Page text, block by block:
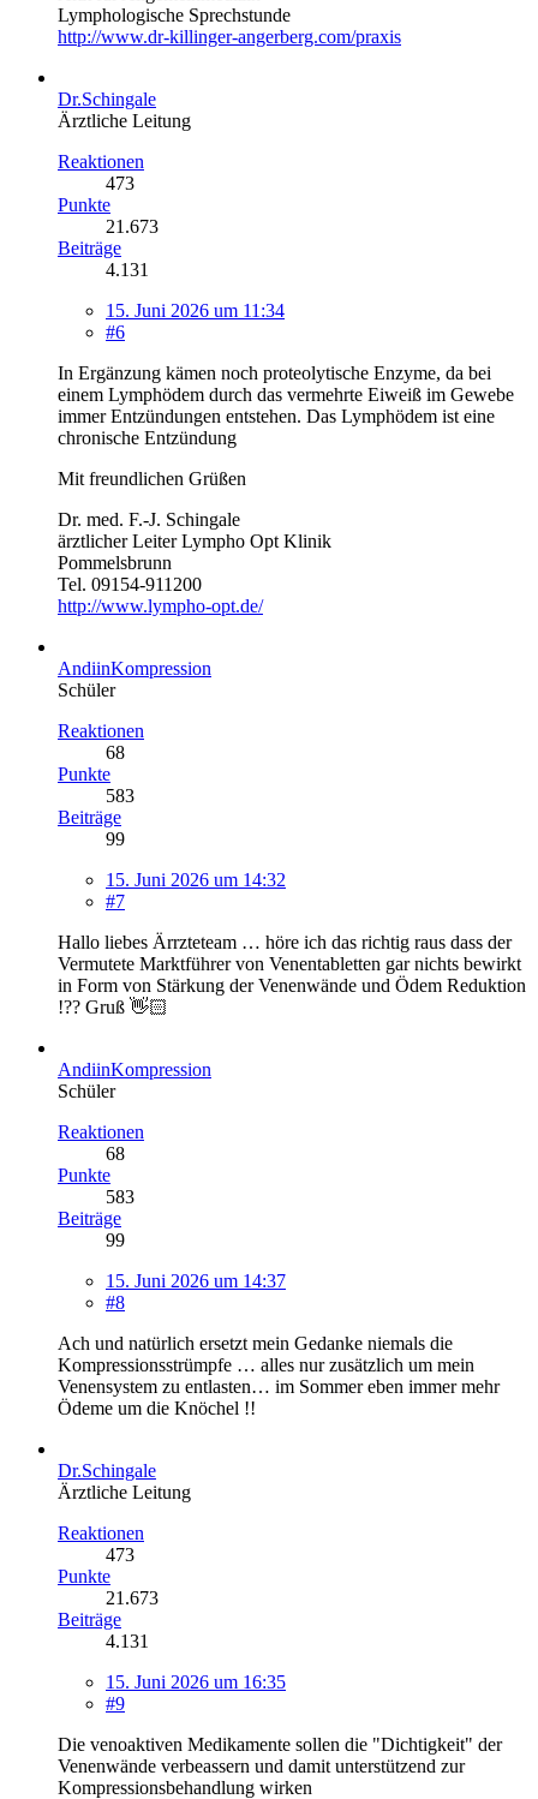
Lymphologische Sprechstunde
http://www.dr-killinger-angerberg.com/praxis
Dr.Schingale
Ärztliche Leitung
Reaktionen
473
Punkte
21.673
Beiträge
4.131
15. Juni 2026 um 11:34
#6
In Ergänzung kämen noch proteolytische Enzyme, da bei
einem Lymphödem durch das vermehrte Eiweiß im Gewebe
immer Entzündungen entstehen. Das Lymphödem ist eine
chronische Entzündung
Mit freundlichen Grüßen
Dr. med. F.-J. Schingale
ärztlicher Leiter Lympho Opt Klinik
Pommelsbrunn
Tel. 09154-911200
http://www.lympho-opt.de/
AndiinKompression
Schüler
Reaktionen
68
Punkte
583
Beiträge
99
15. Juni 2026 um 14:32
#7
Hallo liebes Ärrzteteam … höre ich das richtig raus dass der
Vermutete Marktführer von Venentabletten gar nichts bewirkt
in Form von Stärkung der Venenwände und Ödem Reduktion
!?? Gruß 👋🏻
AndiinKompression
Schüler
Reaktionen
68
Punkte
583
Beiträge
99
15. Juni 2026 um 14:37
#8
Ach und natürlich ersetzt mein Gedanke niemals die
Kompressionsstrümpfe … alles nur zusätzlich um mein
Venensystem zu entlasten… im Sommer eben immer mehr
Ödeme um die Knöchel !!
Dr.Schingale
Ärztliche Leitung
Reaktionen
473
Punkte
21.673
Beiträge
4.131
15. Juni 2026 um 16:35
#9
Die venoaktiven Medikamente sollen die "Dichtigkeit" der
Venenwände verbeassern und damit unterstützend zur
Kompressionsbehandlung wirken